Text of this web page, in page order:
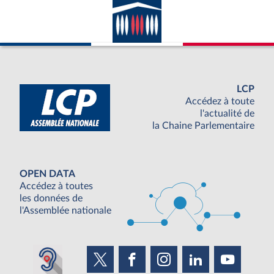
LCP
Accédez à toute
l'actualité de
la Chaine Parlementaire
OPEN DATA
Accédez à toutes
les données de
l'Assemblée nationale